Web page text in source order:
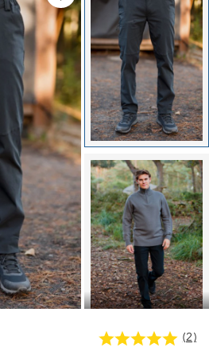
LAVPRIS
(2)